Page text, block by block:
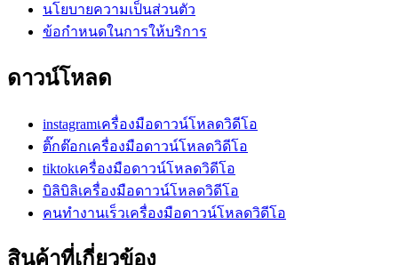
นโยบายความเป็นส่วนตัว
ข้อกำหนดในการให้บริการ
ดาวน์โหลด
instagramเครื่องมือดาวน์โหลดวิดีโอ
ติ๊กต๊อกเครื่องมือดาวน์โหลดวิดีโอ
tiktokเครื่องมือดาวน์โหลดวิดีโอ
บิลิบิลิเครื่องมือดาวน์โหลดวิดีโอ
คนทำงานเร็วเครื่องมือดาวน์โหลดวิดีโอ
สินค้าที่เกี่ยวข้อง